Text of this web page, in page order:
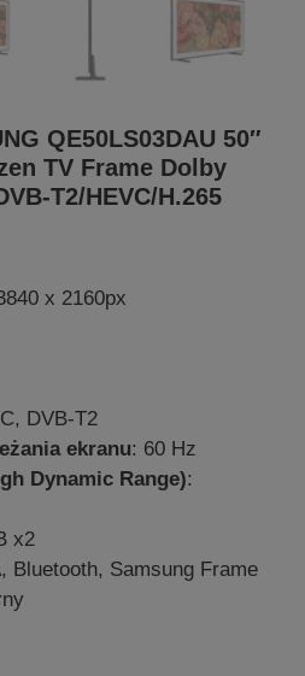
QE50LS03DAU 50″
TV Frame Dolby
T2/HEVC/H.265
x 2160px
DVB-T2
ekranu: 60 Hz
Dynamic Range):
x2
Bluetooth, Samsung Frame